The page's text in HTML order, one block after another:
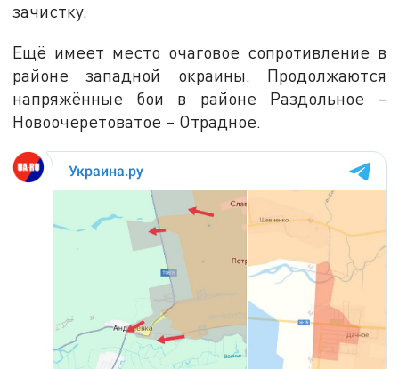
зачистку.
Ещё имеет место очаговое сопротивление в
районе западной окраины. Продолжаются
напряжённые бои в районе Раздольное –
Новоочеретоватое – Отрадное.